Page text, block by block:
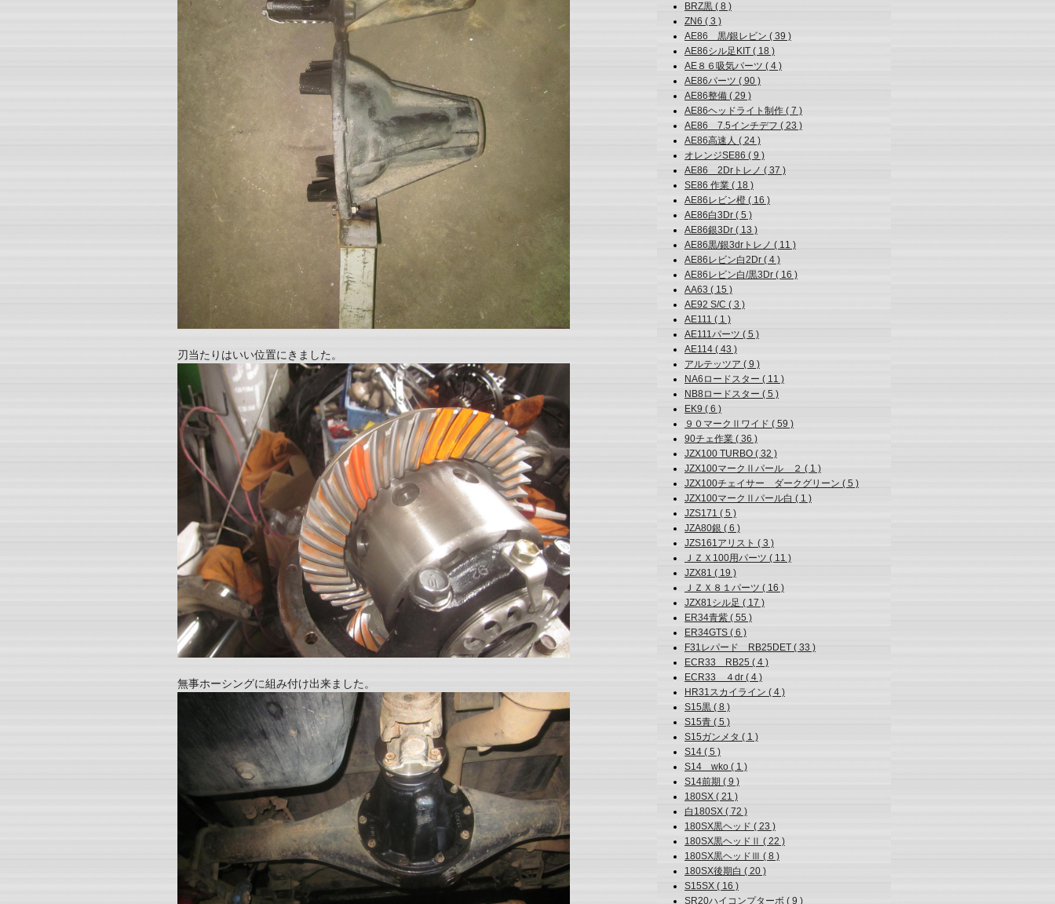
刃当たりはいい位置にきました。
無事ホーシングに組み付け出来ました。
BRZ黒 ( 8 )
ZN6 ( 3 )
AE86 黒/銀レビン ( 39 )
AE86シル足KIT ( 18 )
AE８６吸気パーツ ( 4 )
AE86パーツ ( 90 )
AE86整備 ( 29 )
AE86ヘッドライト制作 ( 7 )
AE86 7.5インチデフ ( 23 )
AE86高速人 ( 24 )
オレンジSE86 ( 9 )
AE86 2Drトレノ ( 37 )
SE86 作業 ( 18 )
AE86レビン橙 ( 16 )
AE86白3Dr ( 5 )
AE86銀3Dr ( 13 )
AE86黒/銀3drトレノ ( 11 )
AE86レビン白2Dr ( 4 )
AE86レビン白/黒3Dr ( 16 )
AA63 ( 15 )
AE92 S/C ( 3 )
AE111 ( 1 )
AE111パーツ ( 5 )
AE114 ( 43 )
アルテッツア ( 9 )
NA6ロードスター ( 11 )
NB8ロードスター ( 5 )
EK9 ( 6 )
９０マークⅡワイド ( 59 )
90チェ作業 ( 36 )
JZX100 TURBO ( 32 )
JZX100マークⅡパール ２ ( 1 )
JZX100チェイサー ダークグリーン ( 5 )
JZX100マークⅡパール白 ( 1 )
JZS171 ( 5 )
JZA80銀 ( 6 )
JZS161アリスト ( 3 )
ＪＺＸ100用パーツ ( 11 )
JZX81 ( 19 )
ＪＺＸ８１パーツ ( 16 )
JZX81シル足 ( 17 )
ER34青紫 ( 55 )
ER34GTS ( 6 )
F31レパード RB25DET ( 33 )
ECR33 RB25 ( 4 )
ECR33 ４dr ( 4 )
HR31スカイライン ( 4 )
S15黒 ( 8 )
S15青 ( 5 )
S15ガンメタ ( 1 )
S14 ( 5 )
S14 wko ( 1 )
S14前期 ( 9 )
180SX ( 21 )
白180SX ( 72 )
180SX黒ヘッド ( 23 )
180SX黒ヘッドⅡ ( 22 )
180SX黒ヘッドⅢ ( 8 )
180SX後期白 ( 20 )
S15SX ( 16 )
SR20ハイコンプターボ ( 9 )